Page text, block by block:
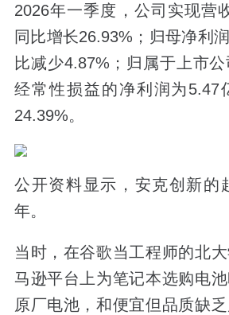
2026年一季度，公司实现营
同比增长26.93%；归母净利
比减少4.87%；归属于上市
经常性损益的净利润为5.47
24.39%。
公开资料显示，安克创新的
年。
当时，在谷歌当工程师的北
马逊平台上为笔记本选购电
原厂电池，和便宜但品质缺